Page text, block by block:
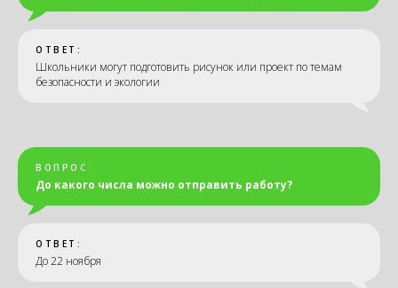
ОТВЕТ:
Школьники могут подготовить рисунок или проект по темам
безопасности и экологии
ВОПРОС:
До какого числа можно отправить работу?
ОТВЕТ:
До 22 ноября